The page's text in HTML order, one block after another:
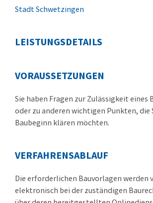
Stadt Schwetzingen
LEISTUNGSDETAILS
VORAUSSETZUNGEN
Sie haben Fragen zur Zulässigkeit eines
oder zu anderen wichtigen Punkten, die
Baubeginn klären möchten.
VERFAHRENSABLAUF
Die erforderlichen Bauvorlagen werden
elektronisch bei der zuständigen